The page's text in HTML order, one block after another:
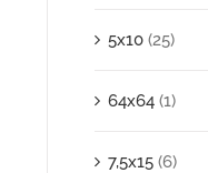
5x10 (25)
64x64 (1)
7,5x15 (6)